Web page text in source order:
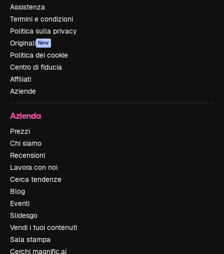
Assistenza
Termini e condizioni
Politica sulla privacy
Originali New
Politica dei cookie
Centro di fiducia
Affiliati
Aziende
Azienda
Prezzi
Chi siamo
Recensioni
Lavora con noi
Cerca tendenze
Blog
Eventi
Slidesgo
Vendi i tuoi contenuti
Sala stampa
Cerchi magnific.ai